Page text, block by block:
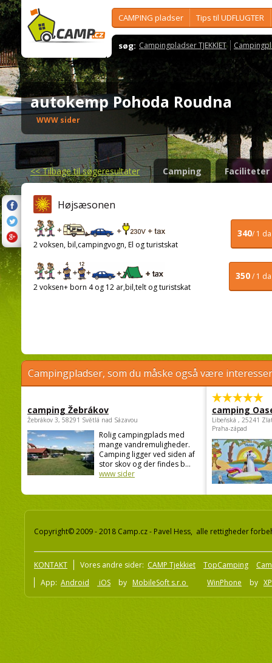
CAMPING pladser Tips til UDFLUGTER
søg: Campingpladser TJEKKIET
autokemp Pohoda Roudna
WWW sider
<<Tilbage til søgeresultater Camping Faciliteter
Højsæsonen
340/ 1
2 voksen, bil,campingvogn, El og turistskat
350/ 1
2 voksen+ born 4 og 12 ar,bil,telt og turistskat
Campingpladser, som du måske også være
camping Žebrákov
Žebrákov 3, 58291 Světlá nad Sázavou
Rolig campingplads med
mange vandremuligheder.
Camping ligger ved siden af
stor skov og der findes b...
www sider
camping
Libeňská , 25241
Praha-západ
Copyright© 2009 - 2018 Camp.cz - Pavel Hess, alle rettigheder
KONTAKT Vores andre sider: CAMP Tjekkiet TopCamping
App: Android iOS by MobileSoft s.r.o WinPhone by